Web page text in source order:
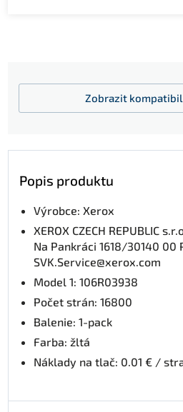
Zobrazit
Popis produktu
Výrobce: Xerox
XEROX CZECH REPUBLIC
Na Pankráci 1618/30140 00
SVK.Service@xerox.com
Model 1: 106R03938
Počet strán: 16800
Balenie: 1-pack
Farba: žltá
Náklady na tlač: 0.01 € /